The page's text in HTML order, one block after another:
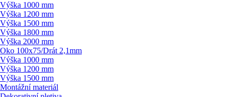
Výška 1000 mm
Výška 1200 mm
Výška 1500 mm
Výška 1800 mm
Výška 2000 mm
Oko 100x75/Drát 2,1mm
Výška 1000 mm
Výška 1200 mm
Výška 1500 mm
Montážní materiál